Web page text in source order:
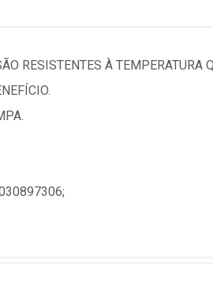
RESISTENTES À TEMPERATURA